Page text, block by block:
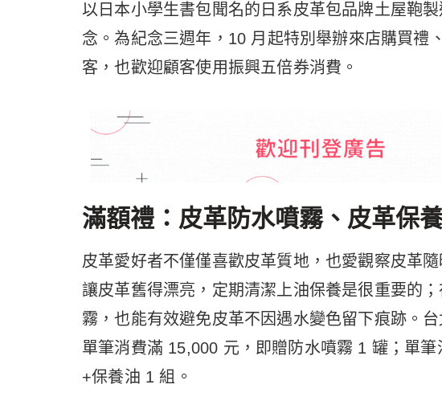
以日本小學生書包聞名的日系皮革包品牌土屋鞄
念。為紀念三週年，10 月起特別舉辦來店購買禮
客，也歡迎顧客使用振興五倍券消費。
滿額禮：皮革防水噴霧、皮革保
皮革愛好者不僅僅喜歡皮革質地，也愛觀察皮革
讓皮革舊得漂亮，定期清潔上油保養是很重要的
霧，也能有效避免皮革不因遇水變色留下痕跡。
單筆消費滿 15,000 元，即贈防水噴霧 1 罐；單
+保養油 1 組。